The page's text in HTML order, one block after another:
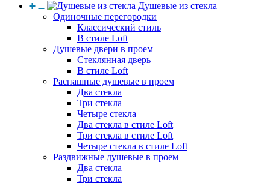
Душевые из стекла
Одиночные перегородки
Классический стиль
В стиле Loft
Душевые двери в проем
Стеклянная дверь
В стиле Loft
Распашные душевые в проем
Два стекла
Три стекла
Четыре стекла
Два стекла в стиле Loft
Три стекла в стиле Loft
Четыре стекла в стиле Loft
Раздвижные душевые в проем
Два стекла
Три стекла